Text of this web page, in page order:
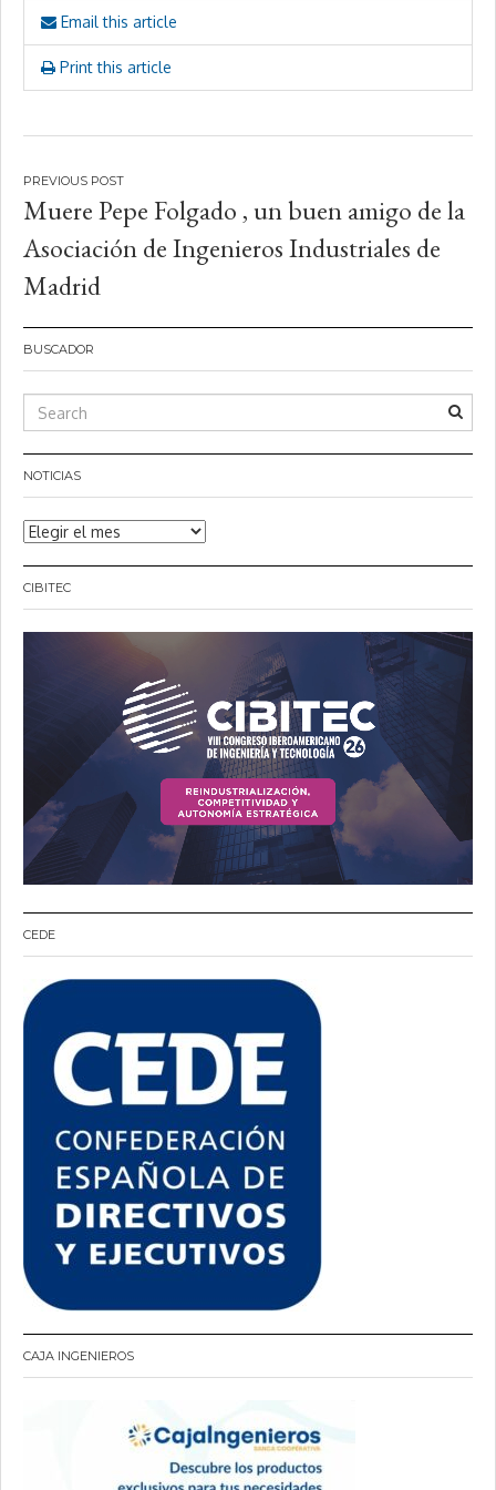
Email this article
Print this article
Navegación
de
entradas
Muere Pepe Folgado , un buen amigo de la
Asociación de Ingenieros Industriales de
Madrid
BUSCADOR
NOTICIAS
Noticias
CIBITEC
CEDE
CAJA INGENIEROS